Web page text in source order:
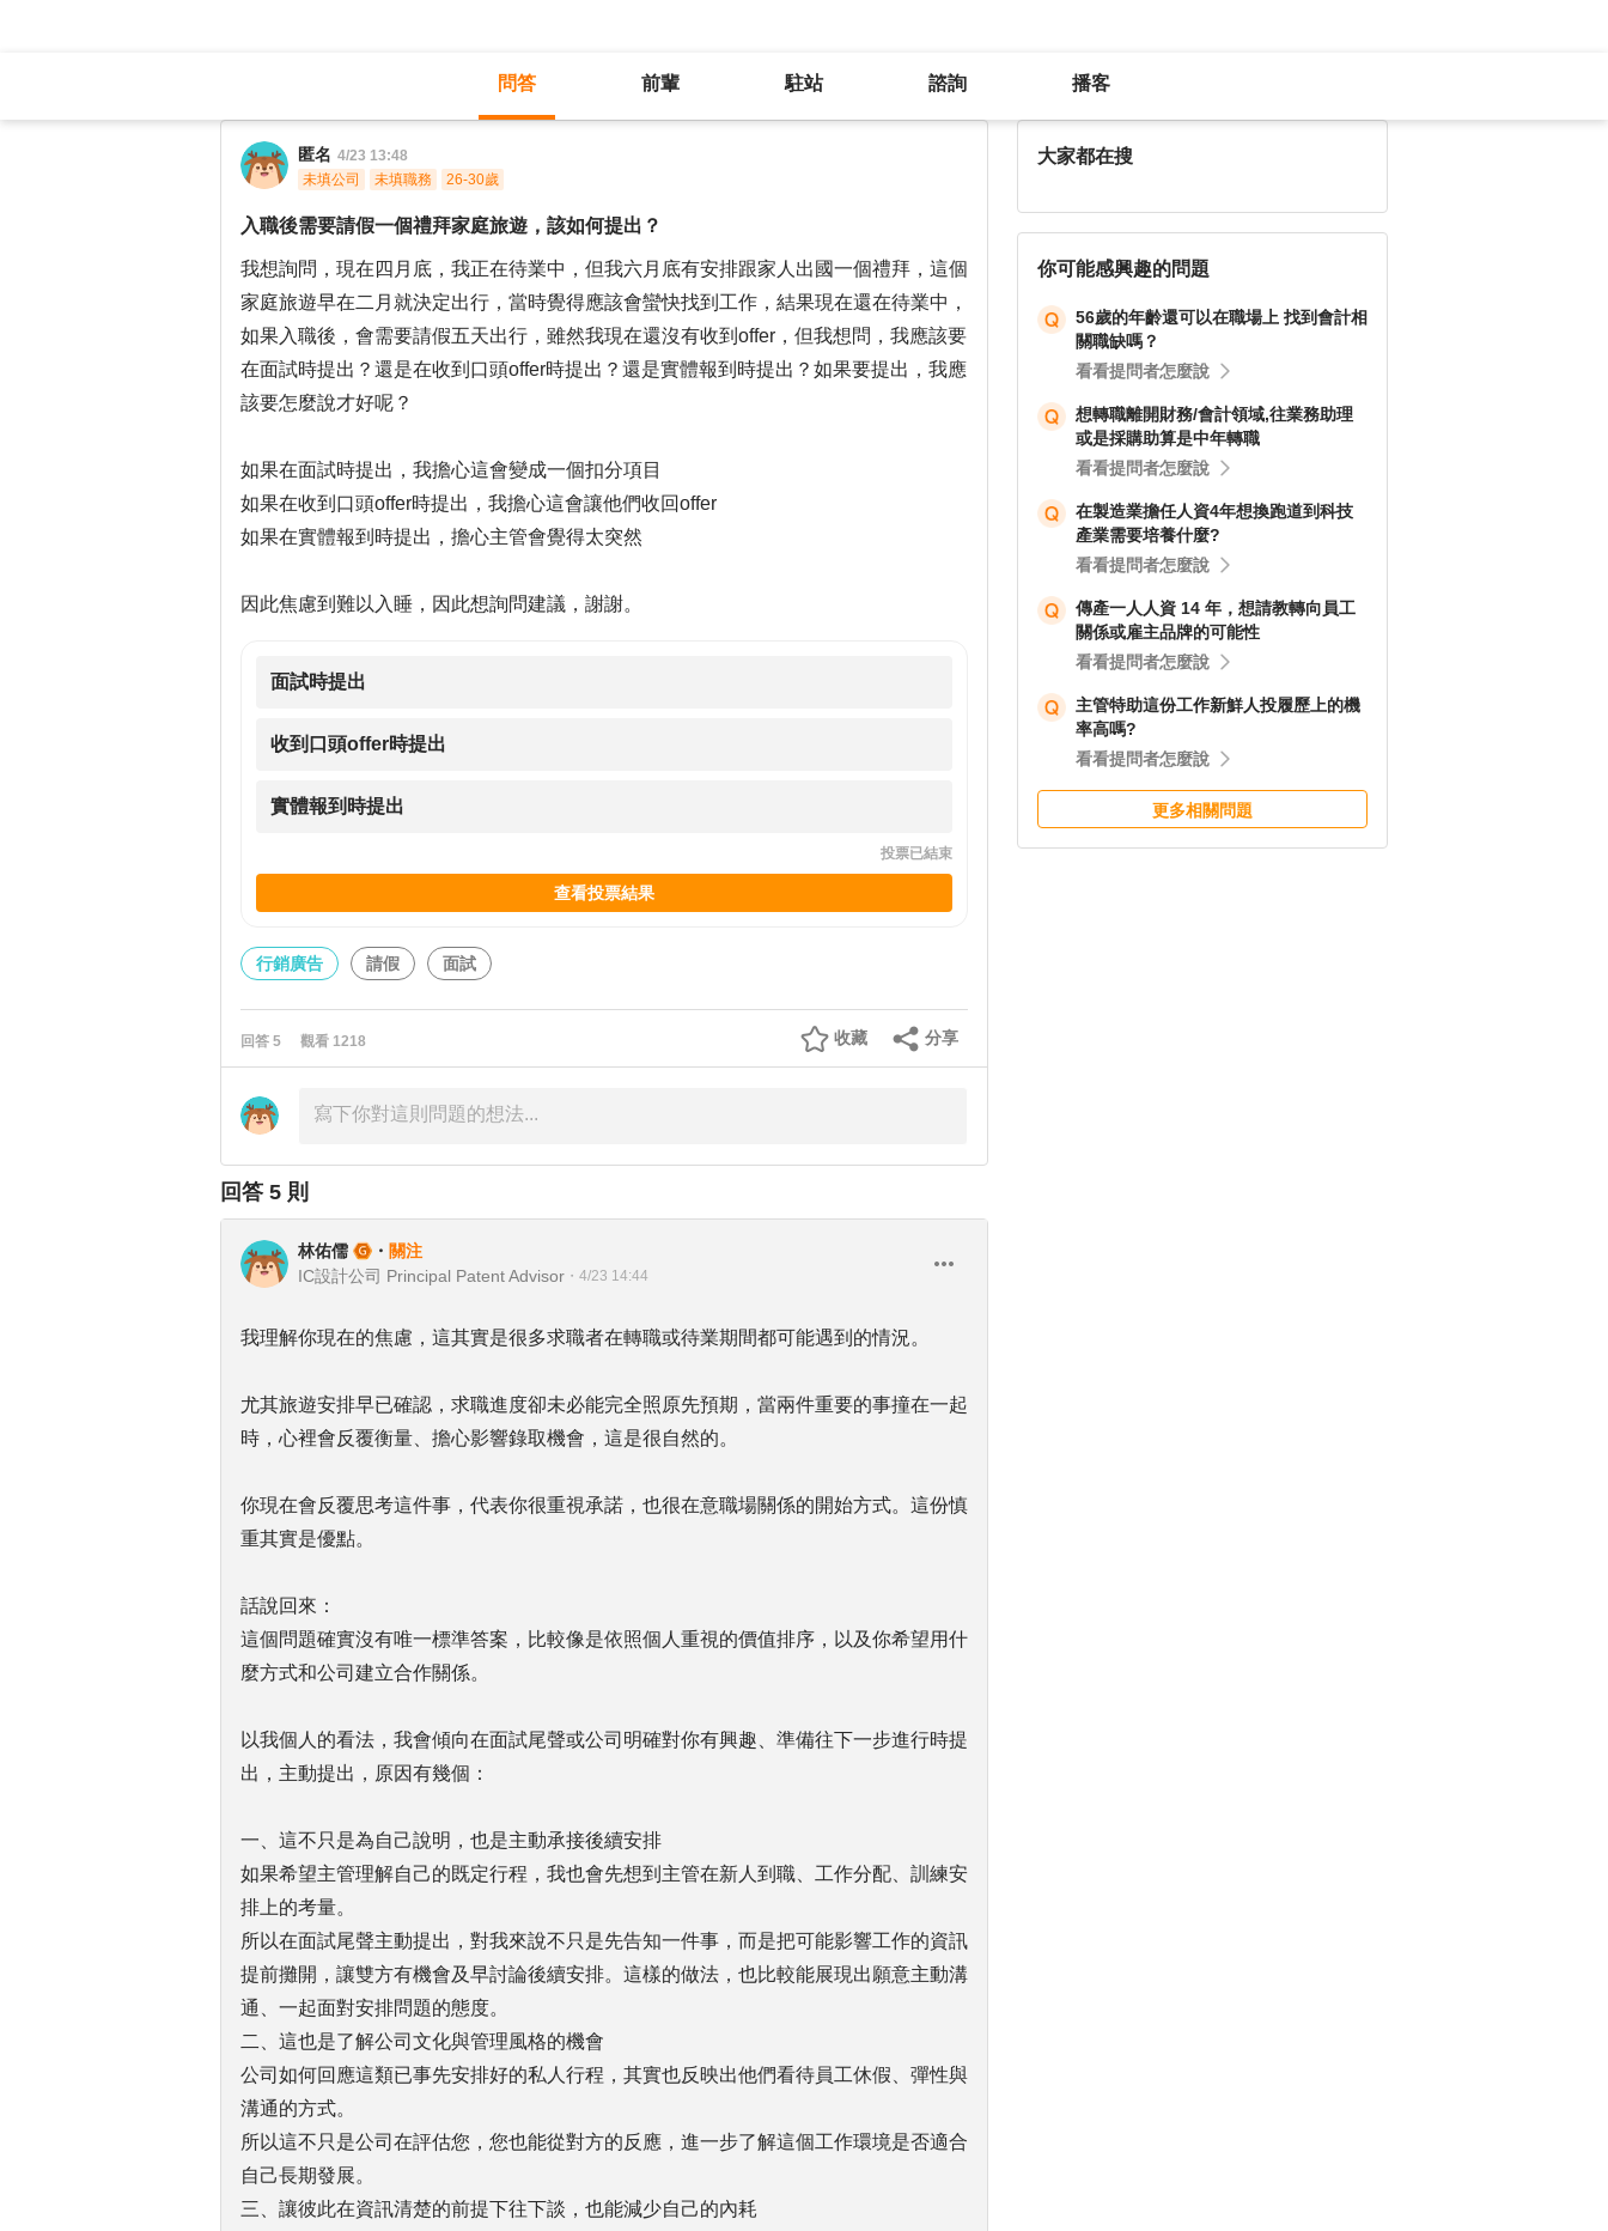
問答 前輩 駐站 諮詢 播客
匿名 4/23 13:48
未填公司
未填職務 26-30歲
入職後需要請假一個禮拜家庭旅遊，該如何提出？
我想詢問，現在四月底，我正在待業中，但我六月底有安排跟家人出國一個禮拜，這個
家庭旅遊早在二月就決定出行，當時覺得應該會蠻快找到工作，結果現在還在待業中，
如果入職後，會需要請假五天出行，雖然我現在還沒有收到offer，但我想問，我應該要
在面試時提出？還是在收到口頭offer時提出？還是實體報到時提出？如果要提出，我應
該要怎麼說才好呢？
如果在面試時提出，我擔心這會變成一個扣分項目
如果在收到口頭offer時提出，我擔心這會讓他們收回offer
如果在實體報到時提出，擔心主管會覺得太突然
因此焦慮到難以入睡，因此想詢問建議，謝謝。
面試時提出
收到口頭offer時提出
實體報到時提出
投票已結束
查看投票結果
行銷廣告 請假 面試
回答 5 觀看 1218 分享
收藏
回答 5 則
林佑儒 ・ 關注
IC設計公司 Principal Patent Advisor ・ 4/23 14:44
我理解你現在的焦慮，這其實是很多求職者在轉職或待業期間都可能遇到的情況。
尤其旅遊安排早已確認，求職進度卻未必能完全照原先預期，當兩件重要的事撞在一起
時，心裡會反覆衡量、擔心影響錄取機會，這是很自然的。
你現在會反覆思考這件事，代表你很重視承諾，也很在意職場關係的開始方式。這份慎
重其實是優點。
話說回來：
這個問題確實沒有唯一標準答案，比較像是依照個人重視的價值排序，以及你希望用什
麼方式和公司建立合作關係。
以我個人的看法，我會傾向在面試尾聲或公司明確對你有興趣、準備往下一步進行時提
出，主動提出，原因有幾個：
一、這不只是為自己說明，也是主動承接後續安排
如果希望主管理解自己的既定行程，我也會先想到主管在新人到職、工作分配、訓練安
排上的考量。
所以在面試尾聲主動提出，對我來說不只是先告知一件事，而是把可能影響工作的資訊
提前攤開，讓雙方有機會及早討論後續安排。這樣的做法，也比較能展現出願意主動溝
通、一起面對安排問題的態度。
二、這也是了解公司文化與管理風格的機會
公司如何回應這類已事先安排好的私人行程，其實也反映出他們看待員工休假、彈性與
溝通的方式。
所以這不只是公司在評估您，您也能從對方的反應，進一步了解這個工作環境是否適合
自己長期發展。
三、讓彼此在資訊清楚的前提下往下談，也能減少自己的內耗
大家都在搜
你可能感興趣的問題
56歲的年齡還可以在職場上 找到會計相
關職缺嗎？
看看提問者怎麼說
想轉職離開財務/會計領域,往業務助理
或是採購助算是中年轉職
看看提問者怎麼說
在製造業擔任人資4年想換跑道到科技
產業需要培養什麼?
看看提問者怎麼說
傳產一人人資 14 年，想請教轉向員工
關係或雇主品牌的可能性
看看提問者怎麼說
主管特助這份工作新鮮人投履歷上的機
率高嗎?
看看提問者怎麼說
更多相關問題